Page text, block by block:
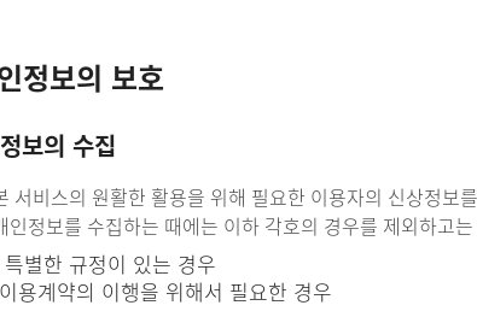
정보의 보호
보의 수집
서비스의 원활한 활용을 위해 필요한 이용자의 신상정보
인정보를 수집하는 때에는 이하 각호의 경우를 제외하고
별한 규정이 있는 경우
용계약의 이행을 위해서 필요한 경우